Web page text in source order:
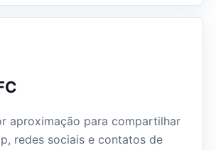
aproximação para compartilhar
redes sociais e contatos de